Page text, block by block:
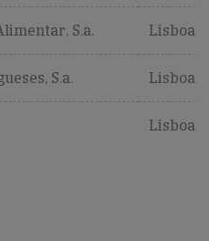
S.a. Lisboa
S.a. Lisboa
Lisboa